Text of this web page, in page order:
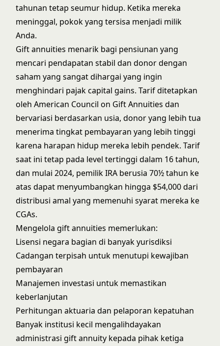
tahunan tetap seumur hidup. Ketika mereka
meninggal, pokok yang tersisa menjadi milik
Anda.
Gift annuities menarik bagi pensiunan yang
mencari pendapatan stabil dan donor dengan
saham yang sangat dihargai yang ingin
menghindari pajak capital gains. Tarif ditetapkan
oleh American Council on Gift Annuities dan
bervariasi berdasarkan usia, donor yang lebih tua
menerima tingkat pembayaran yang lebih tinggi
karena harapan hidup mereka lebih pendek. Tarif
saat ini tetap pada level tertinggi dalam 16 tahun,
dan mulai 2024, pemilik IRA berusia 70½ tahun ke
atas dapat menyumbangkan hingga $54,000 dari
distribusi amal yang memenuhi syarat mereka ke
CGAs.
Mengelola gift annuities memerlukan:
Lisensi negara bagian di banyak yurisdiksi
Cadangan terpisah untuk menutupi kewajiban
pembayaran
Manajemen investasi untuk memastikan
keberlanjutan
Perhitungan aktuaria dan pelaporan kepatuhan
Banyak institusi kecil mengalihdayakan
administrasi gift annuity kepada pihak ketiga